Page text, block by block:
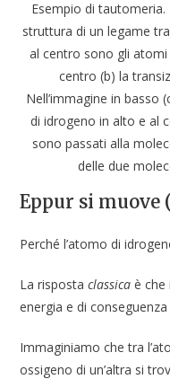
Esempio di tautomeria.
struttura di un legame
al centro sono gli
centro (b) la
Nell’immagine in
di idrogeno in alto e al
sono passati alla
delle due
Eppur si muove
Perché l’atomo di
La rispostaclassica è che
energia e di
Immaginiamo che tra
ossigeno di un’altra si